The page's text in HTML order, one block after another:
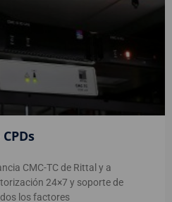
CMC-TC de Rittal y a
24×7 y soporte de
los factores